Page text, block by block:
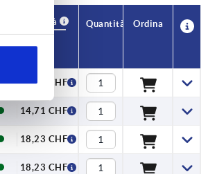
Disponibilità
Prezzo
Quantità Ordina
14,71 CHF
14,71 CHF
18,23 CHF
18,23 CHF